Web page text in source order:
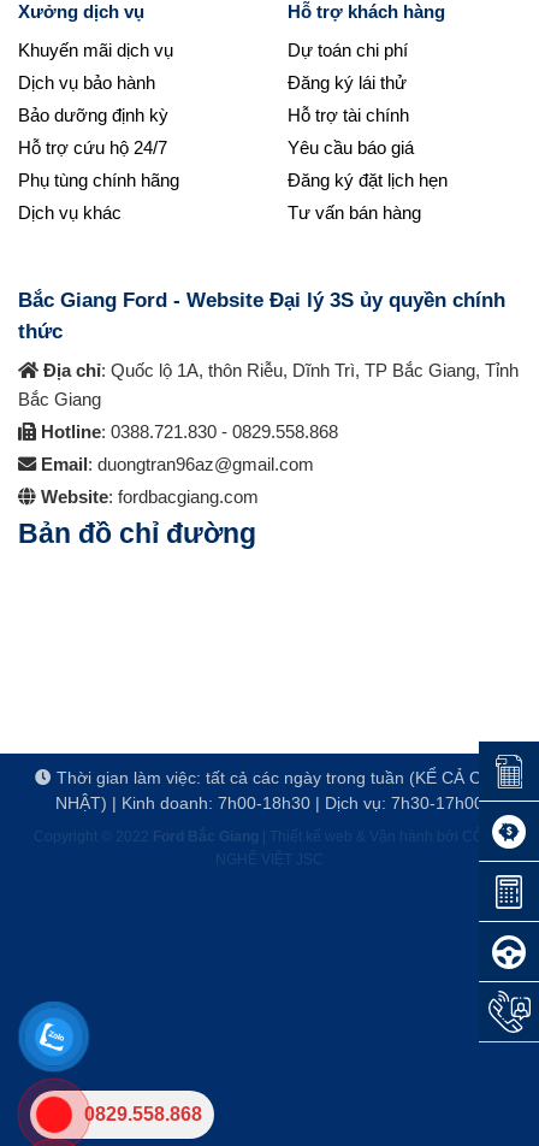
Xưởng dịch vụ
Khuyến mãi dịch vụ
Dịch vụ bảo hành
Bảo dưỡng định kỳ
Hỗ trợ cứu hộ 24/7
Phụ tùng chính hãng
Dịch vụ khác
Hỗ trợ khách hàng
Dự toán chi phí
Đăng ký lái thử
Hỗ trợ tài chính
Yêu cầu báo giá
Đăng ký đặt lịch hẹn
Tư vấn bán hàng
Bắc Giang Ford - Website Đại lý 3S ủy quyền chính
thức
Địa chỉ: Quốc lộ 1A, thôn Riễu, Dĩnh Trì, TP Bắc Giang, Tỉnh
Bắc Giang
Hotline: 0388.721.830 - 0829.558.868
Email: duongtran96az@gmail.com
Website: fordbacgiang.com
Bản đồ chỉ đường
Thời gian làm việc: tất cả các ngày trong tuần (KỂ CẢ CHỦ
NHẬT) | Kinh doanh: 7h00-18h30 | Dịch vụ: 7h30-17h00
Copyright © 2022 Ford Bắc Giang
Thiết kế web & Vận hành bởi CÔNG
Đặt
Đăng
Dự
Đăng
0829.558.868